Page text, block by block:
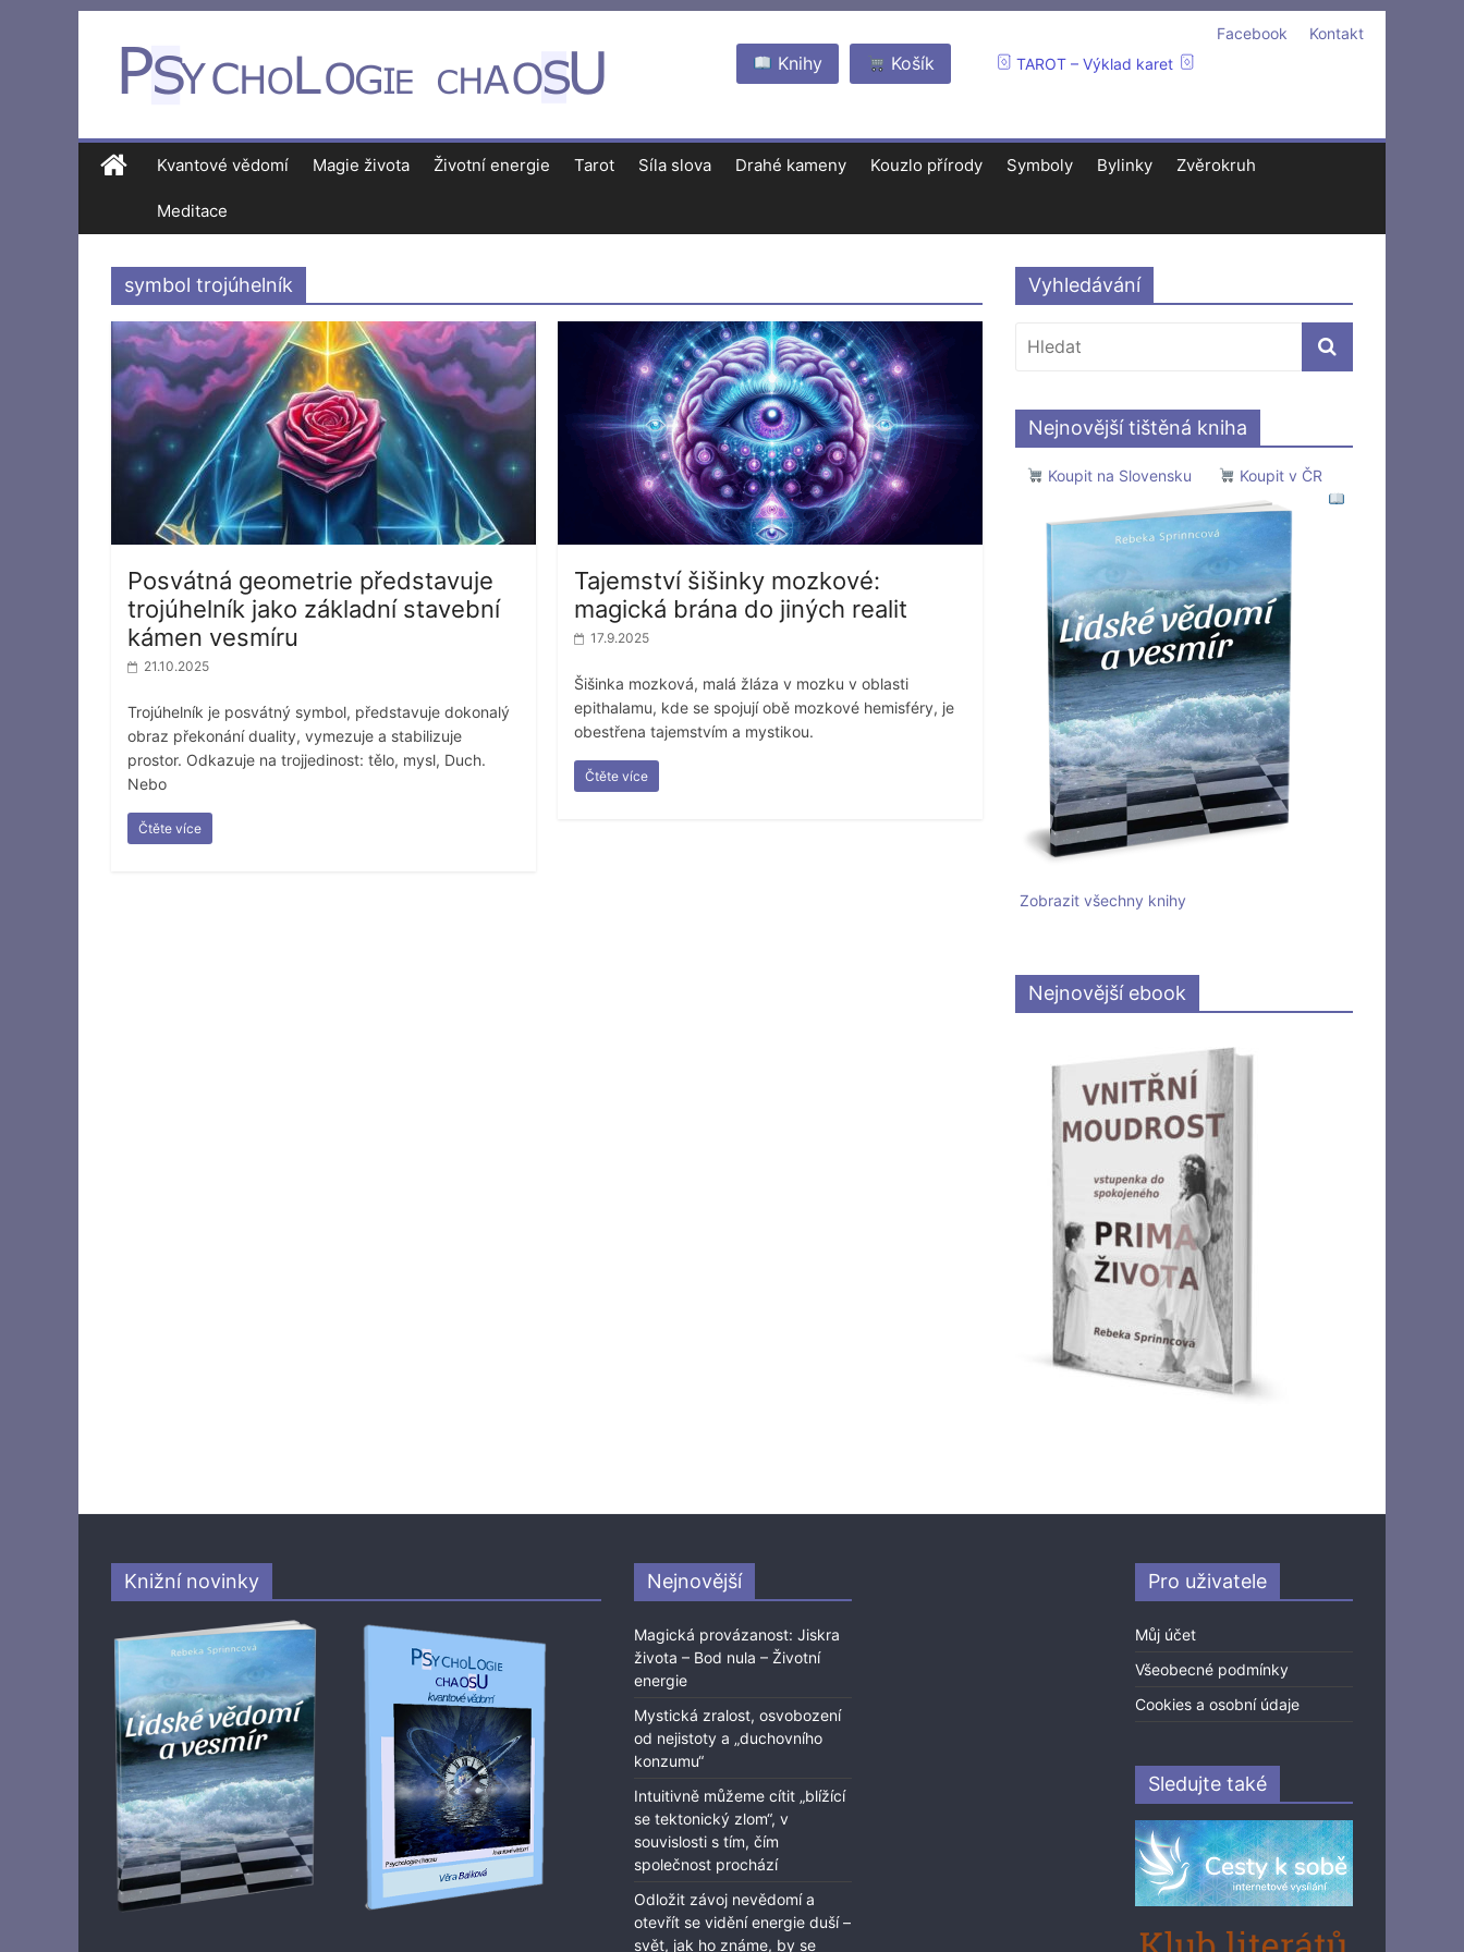
Kontakt
Facebook
TAROT – Výklad karet
Košík
Knihy
Kvantové vědomí Magie života Životní energie Tarot Síla slova Drahé kameny Kouzlo přírody Symboly Bylinky Zvěrokruh
Meditace
symbol trojúhelník
Posvátná geometrie představuje
trojúhelník jako základní stavební
kámen vesmíru
21.10.2025
Trojúhelník je posvátný symbol, představuje dokonalý
obraz překonání duality, vymezuje a stabilizuje
prostor. Odkazuje na trojjedinost: tělo, mysl, Duch.
Nebo
Čtěte více
Tajemství šišinky mozkové:
magická brána do jiných realit
17.9.2025
Šišinka mozková, malá žláza v mozku v oblasti
epithalamu, kde se spojují obě mozkové hemisféry, je
obestřena tajemstvím a mystikou.
Čtěte více
Vyhledávání
Nejnovější tištěná kniha
Koupit na Slovensku Koupit v ČR
Zobrazit všechny knihy
Nejnovější ebook
Knižní novinky Nejnovější
Magická provázanost: Jiskra
života – Bod nula – Životní
energie
Mystická zralost, osvobození
od nejistoty a „duchovního
konzumu“
Intuitivně můžeme cítit „blížící
se tektonický zlom“, v
souvislosti s tím, čím
společnost prochází
Odložit závoj nevědomí a
otevřít se vidění energie duší –
svět, jak ho známe, by se
Pro uživatele
Můj účet
Všeobecné podmínky
Cookies a osobní údaje
Sledujte také